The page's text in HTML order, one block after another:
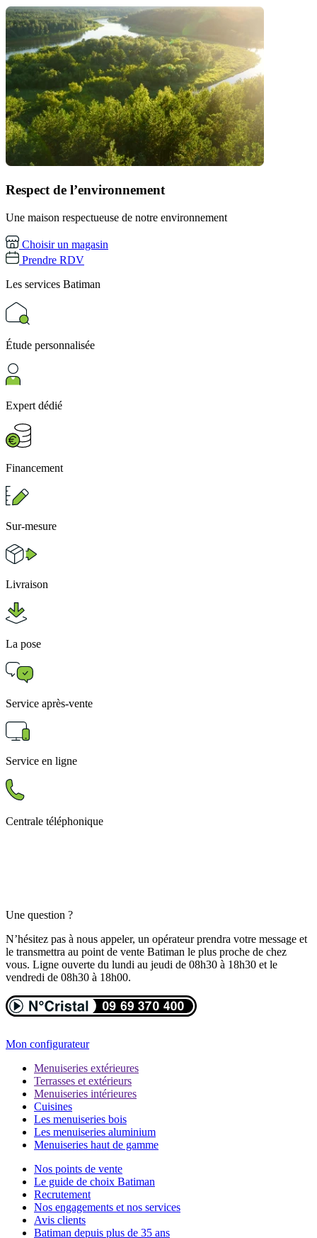
Respect de l’environnement
Une maison respectueuse de notre environnement
Choisir un magasin
Prendre RDV
Les services Batiman
Étude personnalisée
Expert dédié
Financement
Sur-mesure
Livraison
La pose
Service après-vente
Service en ligne
Centrale téléphonique
Une question ?
N’hésitez pas à nous appeler, un opérateur prendra votre message et
le transmettra au point de vente Batiman le plus proche de chez
vous. Ligne ouverte du lundi au jeudi de 08h30 à 18h30 et le
vendredi de 08h30 à 18h00.
Mon configurateur
Menuiseries extérieures
Terrasses et extérieurs
Menuiseries intérieures
Cuisines
Les menuiseries bois
Les menuiseries aluminium
Menuiseries haut de gamme
Nos points de vente
Le guide de choix Batiman
Recrutement
Nos engagements et nos services
Avis clients
Batiman depuis plus de 35 ans